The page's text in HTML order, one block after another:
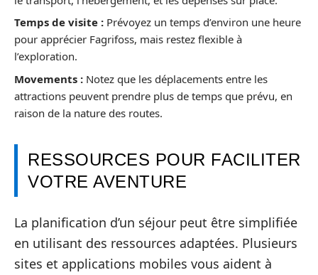
Temps de visite : Prévoyez un temps d’environ une heure
pour apprécier Fagrifoss, mais restez flexible à
l’exploration.
Movements : Notez que les déplacements entre les
attractions peuvent prendre plus de temps que prévu, en
raison de la nature des routes.
RESSOURCES POUR FACILITER
VOTRE AVENTURE
La planification d’un séjour peut être simplifiée
en utilisant des ressources adaptées. Plusieurs
sites et applications mobiles vous aident à